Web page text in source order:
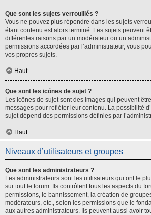
Que sont les sujets verrouillés ?
Vous ne pouvez plus répondre dans les sujets
étant contenu est alors terminé. Les sujets peuvent
différentes raisons par un modérateur ou un
permissions accordées par l’administrateur, vous
vos propres sujets.
Haut
Que sont les icônes de sujet ?
Les icônes de sujet sont des images qui peuvent
messages pour refléter leur contenu. La possibilité
sujet dépend des permissions définies par
Haut
Niveaux d’utilisateurs et groupes
Que sont les administrateurs ?
Les administrateurs sont les utilisateurs qui ont le
sur tout le forum. Ils contrôlent tous les aspects du
permissions, le bannissement, la création de
modérateurs, etc., selon les permissions que le
aux autres administrateurs. Ils peuvent aussi avoir